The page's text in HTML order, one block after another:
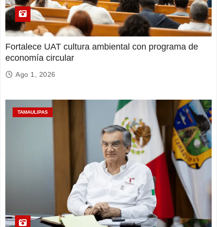
Fortalece UAT cultura ambiental con programa de
economía circular
Ago 1, 2026
TAMAULIPAS